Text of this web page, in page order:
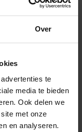
Over
te
media te bieden
Ook delen we
met onze
en analyseren.